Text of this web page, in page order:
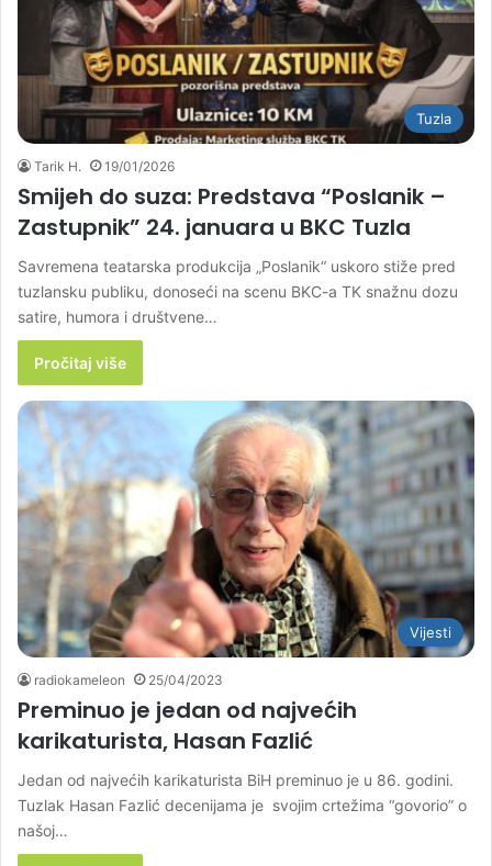
Tuzla
Tarik H. 19/01/2026
Smijeh do suza: Predstava “Poslanik –
Zastupnik” 24. januara u BKC Tuzla
Savremena teatarska produkcija „Poslanik“ uskoro stiže pred
tuzlansku publiku, donoseći na scenu BKC-a TK snažnu dozu
satire, humora i društvene…
Pročitaj više
Vijesti
radiokameleon 25/04/2023
Preminuo je jedan od najvećih
karikaturista, Hasan Fazlić
Jedan od najvećih karikaturista BiH preminuo je u 86. godini.
Tuzlak Hasan Fazlić decenijama je svojim crtežima “govorio” o
našoj…